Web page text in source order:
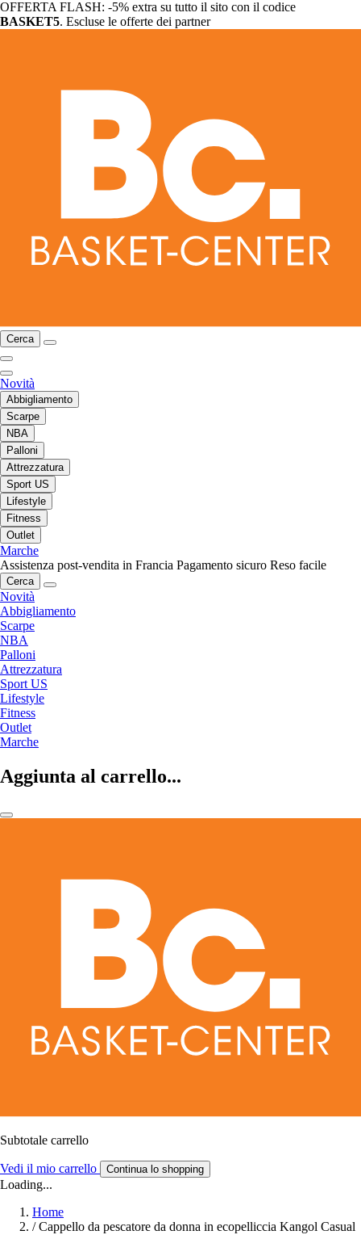
OFFERTA FLASH: -5% extra su tutto il sito con il codice
BASKET5. Escluse le offerte dei partner
Cerca
Novità
Abbigliamento
Scarpe
NBA
Palloni
Attrezzatura
Sport US
Lifestyle
Fitness
Outlet
Marche
Assistenza post-vendita in Francia Pagamento sicuro Reso facile
Cerca
Novità
Abbigliamento
Scarpe
NBA
Palloni
Attrezzatura
Sport US
Lifestyle
Fitness
Outlet
Marche
Aggiunta al carrello...
Subtotale carrello
Vedi il mio carrello Continua lo shopping
Loading...
Home
/ Cappello da pescatore da donna in ecopelliccia Kangol Casual